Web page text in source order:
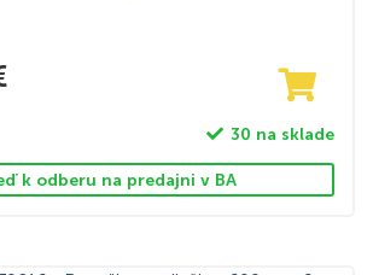
30 na sklade
k odberu na predajni v BA